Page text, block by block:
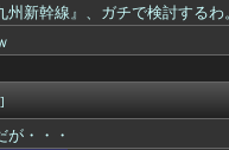
と思った奴あげてけ
🍄💦
るもお構いなしｗｗｗｗ...
る
るんだがｗｗｗｗｗｗｗｗ...
新幹線』、ガチで検討するわ
・・・